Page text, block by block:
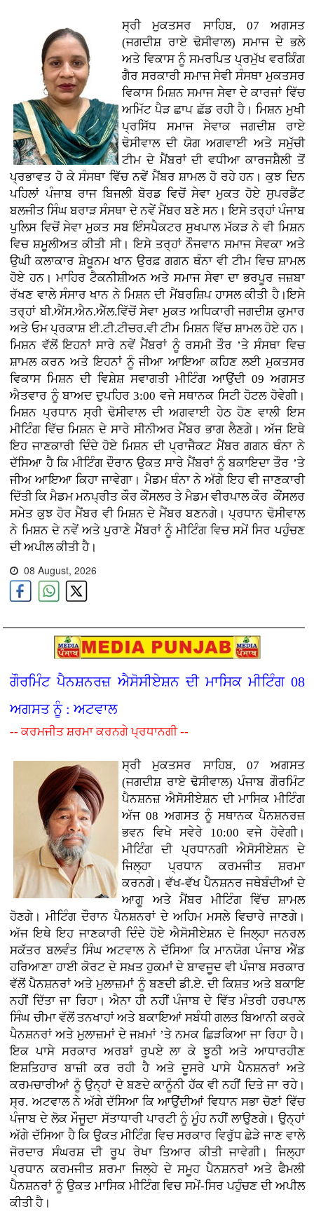
ਸ੍ਰੀ ਮੁਕਤਸਰ ਸਾਹਿਬ, 07 ਅਗਸਤ
(ਜਗਦੀਸ਼ ਰਾਏ ਢੋਸੀਵਾਲ) ਸਮਾਜ ਦੇ ਭਲੇ
ਅਤੇ ਵਿਕਾਸ ਨੂੰ ਸਮਰਪਿਤ ਪ੍ਰਮੁੱਖ ਵਰਕਿੰਗ
ਗੈਰ ਸਰਕਾਰੀ ਸਮਾਜ ਸੇਵੀ ਸੰਸਥਾ ਮੁਕਤਸਰ
ਵਿਕਾਸ ਮਿਸ਼ਨ ਸਮਾਜ ਸੇਵਾ ਦੇ ਕਾਰਜਾਂ ਵਿੱਚ
ਅਮਿੱਟ ਪੈੜ ਛਾਪ ਛੱਡ ਰਹੀ ਹੈ। ਮਿਸ਼ਨ ਮੁਖੀ
ਪ੍ਰਸਿੱਧ ਸਮਾਜ ਸੇਵਾਕ ਜਗਦੀਸ਼ ਰਾਏ
ਢੋਸੀਵਾਲ ਦੀ ਯੋਗ ਅਗਵਾਈ ਅਤੇ ਸਮੁੱਚੀ
ਟੀਮ ਦੇ ਮੈਂਬਰਾਂ ਦੀ ਵਧੀਆ ਕਾਰਜਸ਼ੈਲੀ ਤੋਂ
ਪ੍ਰਭਾਵਤ ਹੋ ਕੇ ਸੰਸਥਾ ਵਿੱਚ ਨਵੇਂ ਮੈਂਬਰ ਸ਼ਾਮਲ ਹੋ ਰਹੇ ਹਨ। ਕੁਝ ਦਿਨ
ਪਹਿਲਾਂ ਪੰਜਾਬ ਰਾਜ ਬਿਜਲੀ ਬੋਰਡ ਵਿਚੋਂ ਸੇਵਾ ਮੁਕਤ ਹੋਏ ਸੁਪਰਡੈਂਟ
ਬਲਜੀਤ ਸਿੰਘ ਬਰਾੜ ਸੰਸਥਾ ਦੇ ਨਵੇਂ ਮੈਂਬਰ ਬਣੇ ਸਨ। ਇਸੇ ਤਰ੍ਹਾਂ ਪੰਜਾਬ
ਪੁਲਿਸ ਵਿਚੋਂ ਸੇਵਾ ਮੁਕਤ ਸਬ ਇੰਸਪੈਕਟਰ ਸੁਖਪਾਲ ਮੱਕੜ ਨੇ ਵੀ ਮਿਸ਼ਨ
ਵਿਚ ਸ਼ਮੂਲੀਅਤ ਕੀਤੀ ਸੀ। ਇਸੇ ਤਰ੍ਹਾਂ ਨੌਜਵਾਨ ਸਮਾਜ ਸੇਵਕਾ ਅਤੇ
ਉਘੀ ਕਲਾਕਾਰ ਸ਼ੇਖੂਨਮ ਖਾਨ ਉਰਫ਼ ਗਗਨ ਥੰਨਾ ਵੀ ਟੀਮ ਵਿਚ ਸ਼ਾਮਲ
ਹੋਏ ਹਨ। ਮਾਹਿਰ ਟੈਕਨੀਸ਼ੀਅਨ ਅਤੇ ਸਮਾਜ ਸੇਵਾ ਦਾ ਭਰਪੂਰ ਜਜ਼ਬਾ
ਰੱਖਣ ਵਾਲੇ ਸੰਸਾਰ ਖਾਨ ਨੇ ਮਿਸ਼ਨ ਦੀ ਮੈਂਬਰਸ਼ਿਪ ਹਾਸਲ ਕੀਤੀ ਹੈ।ਇਸੇ
ਤਰ੍ਹਾਂ ਬੀ.ਐਂਸ.ਐਨ.ਐੱਲ.ਵਿੱਚੋਂ ਸੇਵਾ ਮੁਕਤ ਅਧਿਕਾਰੀ ਜਗਦੀਸ਼ ਕੁਮਾਰ
ਅਤੇ ਓਮ ਪ੍ਰਕਾਸ਼ ਈ.ਟੀ.ਟੀਚਰ.ਵੀ ਟੀਮ ਮਿਸ਼ਨ ਵਿੱਚ ਸ਼ਾਮਲ ਹੋਏ ਹਨ।
ਮਿਸ਼ਨ ਵੱਲੋਂ ਇਹਨਾਂ ਸਾਰੇ ਨਵੇਂ ਮੈਂਬਰਾਂ ਨੂੰ ਰਸਮੀ ਤੌਰ ’ਤੇ ਸੰਸਥਾ ਵਿਚ
ਸ਼ਾਮਲ ਕਰਨ ਅਤੇ ਇਹਨਾਂ ਨੂੰ ਜੀਆ ਆਇਆ ਕਹਿਣ ਲਈ ਮੁਕਤਸਰ
ਵਿਕਾਸ ਮਿਸ਼ਨ ਦੀ ਵਿਸ਼ੇਸ਼ ਸਵਾਗਤੀ ਮੀਟਿੰਗ ਆਉਂਦੀ 09 ਅਗਸਤ
ਐਤਵਾਰ ਨੂੰ ਬਾਅਦ ਦੁਪਹਿਰ 3:00 ਵਜੇ ਸਥਾਨਕ ਸਿਟੀ ਹੋਟਲ ਹੋਵੇਗੀ।
ਮਿਸ਼ਨ ਪ੍ਰਧਾਨ ਸ੍ਰੀ ਢੋਸੀਵਾਲ ਦੀ ਅਗਵਾਈ ਹੇਠ ਹੋਣ ਵਾਲੀ ਇਸ
ਮੀਟਿੰਗ ਵਿੱਚ ਮਿਸ਼ਨ ਦੇ ਸਾਰੇ ਸੀਨੀਅਰ ਮੈਂਬਰ ਭਾਗ ਲੈਣਗੇ। ਅੱਜ ਇਥੇ
ਇਹ ਜਾਣਕਾਰੀ ਦਿੰਦੇ ਹੋਏ ਮਿਸ਼ਨ ਦੀ ਪ੍ਰਾਜੈਕਟ ਮੈਂਬਰ ਗਗਨ ਥੰਨਾ ਨੇ
ਦੱਸਿਆ ਹੈ ਕਿ ਮੀਟਿੰਗ ਦੌਰਾਨ ਉਕਤ ਸਾਰੇ ਮੈਂਬਰਾਂ ਨੂੰ ਬਕਾਇਦਾ ਤੌਰ ’ਤੇ
ਜੀਅ ਆਇਆ ਕਿਹਾ ਜਾਵੇਗਾ। ਮੈਡਮ ਥੰਨਾ ਨੇ ਅੱਗੇ ਇਹ ਵੀ ਜਾਣਕਾਰੀ
ਦਿੱਤੀ ਕਿ ਮੈਡਮ ਮਨਪ੍ਰੀਤ ਕੌਰ ਕੌਂਸਲਰ ਤੇ ਮੈਡਮ ਵੀਰਪਾਲ ਕੌਰ ਕੌਂਸਲਰ
ਸਮੇਤ ਕੁਝ ਹੋਰ ਮੈਂਬਰ ਵੀ ਮਿਸ਼ਨ ਦੇ ਮੈਂਬਰ ਬਣਨਗੇ। ਪ੍ਰਧਾਨ ਢੋਸੀਵਾਲ
ਨੇ ਮਿਸ਼ਨ ਦੇ ਨਵੇਂ ਅਤੇ ਪੁਰਾਣੇ ਮੈਂਬਰਾਂ ਨੂੰ ਮੀਟਿੰਗ ਵਿਚ ਸਮੇਂ ਸਿਰ ਪਹੁੰਚਣ
ਦੀ ਅਪੀਲ ਕੀਤੀ ਹੈ।
08 August, 2026
ਗੌਰਮਿੰਟ ਪੈਨਸ਼ਨਰਜ਼ ਐਸੋਸੀਏਸ਼ਨ ਦੀ ਮਾਸਿਕ ਮੀਟਿੰਗ 08
ਅਗਸਤ ਨੂੰ : ਅਟਵਾਲ
-- ਕਰਮਜੀਤ ਸ਼ਰਮਾ ਕਰਨਗੇ ਪ੍ਰਧਾਨਗੀ --
ਸ੍ਰੀ ਮੁਕਤਸਰ ਸਾਹਿਬ, 07 ਅਗਸਤ
(ਜਗਦੀਸ਼ ਰਾਏ ਢੋਸੀਵਾਲ) ਪੰਜਾਬ ਗੌਰਮਿੰਟ
ਪੈਨਸ਼ਨਜ਼ ਐਸੋਸੀਏਸ਼ਨ ਦੀ ਮਾਸਿਕ ਮੀਟਿੰਗ
ਅੱਜ 08 ਅਗਸਤ ਨੂੰ ਸਥਾਨਕ ਪੈਨਸ਼ਨਰਜ਼
ਭਵਨ ਵਿਖੇ ਸਵੇਰੇ 10:00 ਵਜੇ ਹੋਵੇਗੀ।
ਮੀਟਿੰਗ ਦੀ ਪ੍ਰਧਾਨਗੀ ਐਸੋਸੀਏਸ਼ਨ ਦੇ
ਜਿਲ੍ਹਾ ਪ੍ਰਧਾਨ ਕਰਮਜੀਤ ਸ਼ਰਮਾ
ਕਰਨਗੇ। ਵੱਖ-ਵੱਖ ਪੈਨਸ਼ਨਰ ਜਥੇਬੰਦੀਆਂ ਦੇ
ਆਗੂ ਅਤੇ ਮੈਂਬਰ ਮੀਟਿੰਗ ਵਿੱਚ ਸ਼ਾਮਲ
ਹੋਣਗੇ। ਮੀਟਿੰਗ ਦੌਰਾਨ ਪੈਨਸ਼ਨਰਾਂ ਦੇ ਅਹਿਮ ਮਸਲੇ ਵਿਚਾਰੇ ਜਾਣਗੇ।
ਅੱਜ ਇਥੇ ਇਹ ਜਾਣਕਾਰੀ ਦਿੰਦੇ ਹੋਏ ਐਸੋਸੀਏਸ਼ਨ ਦੇ ਜਿਲ੍ਹਾ ਜਨਰਲ
ਸਕੱਤਰ ਬਲਵੰਤ ਸਿੰਘ ਅਟਵਾਲ ਨੇ ਦੱਸਿਆ ਕਿ ਮਾਨਯੋਗ ਪੰਜਾਬ ਐਂਡ
ਹਰਿਆਣਾ ਹਾਈ ਕੋਰਟ ਦੇ ਸਖ਼ਤ ਹੁਕਮਾਂ ਦੇ ਬਾਵਜੂਦ ਵੀ ਪੰਜਾਬ ਸਰਕਾਰ
ਵੱਲੋਂ ਪੈਨਸ਼ਨਰਾਂ ਅਤੇ ਮੁਲਾਜ਼ਮਾਂ ਨੂੰ ਬਣਦੀ ਡੀ.ਏ. ਦੀ ਕਿਸ਼ਤ ਅਤੇ ਬਕਾਇ
ਨਹੀਂ ਦਿੱਤਾ ਜਾ ਰਿਹਾ। ਐਨਾ ਹੀ ਨਹੀਂ ਪੰਜਾਬ ਦੇ ਵਿੱਤ ਮੰਤਰੀ ਹਰਪਾਲ
ਸਿੰਘ ਚੀਮਾ ਵੱਲੋਂ ਤਨਖਾਹਾਂ ਅਤੇ ਬਕਾਇਆਂ ਸਬੰਧੀ ਗਲਤ ਬਿਆਨੀ ਕਰਕੇ
ਪੈਨਸ਼ਨਰਾਂ ਅਤੇ ਮੁਲਾਜ਼ਮਾਂ ਦੇ ਜਖ਼ਮਾਂ ’ਤੇ ਨਮਕ ਛਿੜਕਿਆ ਜਾ ਰਿਹਾ ਹੈ।
ਇਕ ਪਾਸੇ ਸਰਕਾਰ ਅਰਬਾਂ ਰੁਪਏ ਲਾ ਕੇ ਝੂਠੀ ਅਤੇ ਆਧਾਰਹੀਣ
ਇਸ਼ਤਿਹਾਰ ਬਾਜ਼ੀ ਕਰ ਰਹੀ ਹੈ ਅਤੇ ਦੂਸਰੇ ਪਾਸੇ ਪੈਨਸ਼ਨਰਾਂ ਅਤੇ
ਕਰਮਚਾਰੀਆਂ ਨੂੰ ਉਨ੍ਹਾਂ ਦੇ ਬਣਦੇ ਕਾਨੂੰਨੀ ਹੱਕ ਵੀ ਨਹੀਂ ਦਿਤੇ ਜਾ ਰਹੇ।
ਸ੍ਰ. ਅਟਵਾਲ ਨੇ ਅੱਗੇ ਦੱਸਿਆ ਕਿ ਆਉਂਦੀਆਂ ਵਿਧਾਨ ਸਭਾ ਚੋਣਾਂ ਵਿੱਚ
ਪੰਜਾਬ ਦੇ ਲੋਕ ਮੌਜੂਦਾ ਸੱਤਾਧਾਰੀ ਪਾਰਟੀ ਨੂੰ ਮੂੰਹ ਨਹੀਂ ਲਾਉਣਗੇ। ਉਨ੍ਹਾਂ
ਅੱਗੇ ਦੱਸਿਆ ਹੈ ਕਿ ਉਕਤ ਮੀਟਿੰਗ ਵਿਚ ਸਰਕਾਰ ਵਿਰੁੱਧ ਛੇੜੇ ਜਾਣ ਵਾਲੇ
ਜੋਰਦਾਰ ਸੰਘਰਸ਼ ਦੀ ਰੂਪ ਰੇਖਾ ਤਿਆਰ ਕੀਤੀ ਜਾਵੇਗੀ। ਜਿਲ੍ਹਾ
ਪ੍ਰਧਾਨ ਕਰਮਜੀਤ ਸ਼ਰਮਾ ਜਿਲ੍ਹੇ ਦੇ ਸਮੂਹ ਪੈਨਸ਼ਨਰਾਂ ਅਤੇ ਫੈਮਲੀ
ਪੈਨਸ਼ਨਰਾਂ ਨੂੰ ਉਕਤ ਮਾਸਿਕ ਮੀਟਿੰਗ ਵਿਚ ਸਮੇਂ-ਸਿਰ ਪਹੁੰਚਣ ਦੀ ਅਪੀਲ
ਕੀਤੀ ਹੈ।